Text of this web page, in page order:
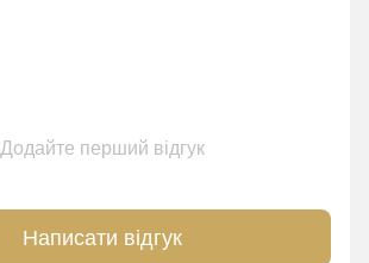
Додайте перший відгук
Написати відгук